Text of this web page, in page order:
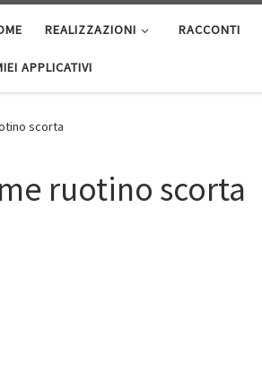
REALIZZAZIONI RACCONTI
APPLICATIVI
scorta
ruotino scorta